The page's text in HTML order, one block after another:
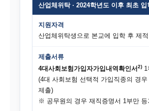
산업체위탁 · 2024학년도 이후 최초 입
지원자격
산업체위탁생으로 본교에 입학 후 제적
제출서류
4대사회보험가입자가입내역확인서 2) 1
(4대 사회보험 선택적 가입직종의 경우
제출)
※ 공무원의 경우 재직증명서 1부만 등